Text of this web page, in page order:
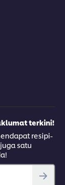
terkini!
resipi-
satu